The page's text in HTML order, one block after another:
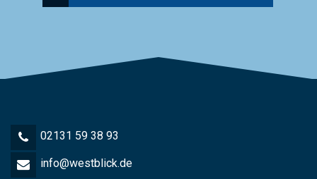
02131 59 38 93
info@westblick.de